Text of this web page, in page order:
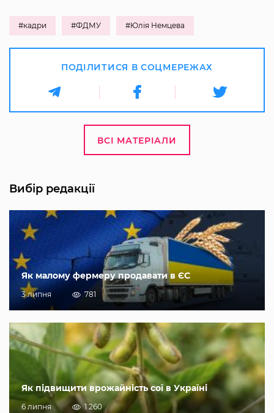
#кадри #ФДМУ #Юлія Немцева
ПОДІЛИТИСЯ В СОЦМЕРЕЖАХ
ВСІ МАТЕРІАЛИ
Вибір редакції
Як малому фермеру продавати в ЄС
3 липня 781
Як підвищити врожайність сої в Україні
6 липня 1 260